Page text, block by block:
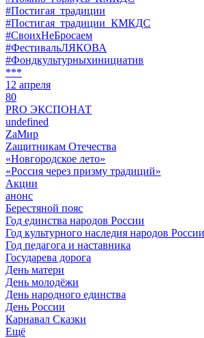
#Постигая_традиции
#Постигая_традиции_КМКДС
#СвоихНеБросаем
#ФестивальЛЯКОВА
#Фондкультурныхинициатив
***
12 апреля
80
PRO ЭКСПОНАТ
undefined
ZaМир
Zащитникам Отечества
«Новгородское лето»
«Россия через призму традиций»
Акции
анонс
Берестяной пояс
Год единства народов России
Год культурного наследия народов России
Год педагога и наставника
Государева дорога
День матери
День молодёжи
День народного единства
День России
Карнавал Сказки
Ещё